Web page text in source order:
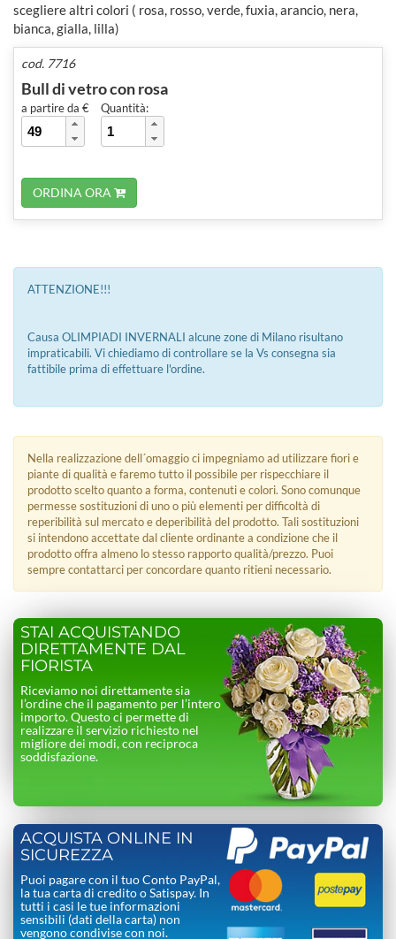
scegliere altri colori ( rosa, rosso, verde, fuxia, arancio, nera,
bianca, gialla, lilla)
cod. 7716
Bull di vetro con rosa
a partire da € Quantità:
ORDINA ORA
ATTENZIONE!!!
Causa OLIMPIADI INVERNALI alcune zone di Milano risultano
impraticabili. Vi chiediamo di controllare se la Vs consegna sia
fattibile prima di effettuare l'ordine.
Nella realizzazione dell´omaggio ci impegniamo ad utilizzare fiori e
piante di qualità e faremo tutto il possibile per rispecchiare il
prodotto scelto quanto a forma, contenuti e colori. Sono comunque
permesse sostituzioni di uno o più elementi per difficoltà di
reperibilità sul mercato e deperibilità del prodotto. Tali sostituzioni
si intendono accettate dal cliente ordinante a condizione che il
prodotto offra almeno lo stesso rapporto qualità/prezzo. Puoi
sempre contattarci per concordare quanto ritieni necessario.
STAI ACQUISTANDO
DIRETTAMENTE DAL
FIORISTA
Riceviamo noi direttamente sia
l’ordine che il pagamento per l’intero
importo. Questo ci permette di
realizzare il servizio richiesto nel
migliore dei modi, con reciproca
soddisfazione.
ACQUISTA ONLINE IN
SICUREZZA
Puoi pagare con il tuo Conto PayPal,
la tua carta di credito o Satispay. In
tutti i casi le tue informazioni
sensibili (dati della carta) non
vengono condivise con noi.